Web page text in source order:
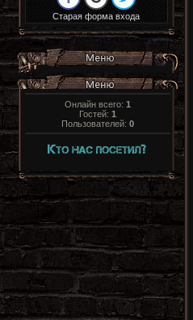
Старая форма входа
Онлайн всего: 1
Гостей: 1
Пользователей: 0